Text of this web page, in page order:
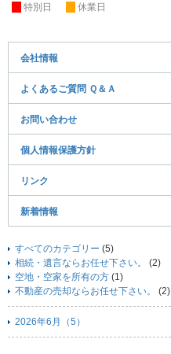
特別日 休業日
会社情報
よくあるご質問 Ｑ＆Ａ
お問い合わせ
個人情報保護方針
リンク
新着情報
すべてのカテゴリー (5)
相続・遺言ならお任せ下さい。
(2)
空地・空家を所有の方 (1)
不動産の売却ならお任せ下さい。
(2)
2026年6月（5）